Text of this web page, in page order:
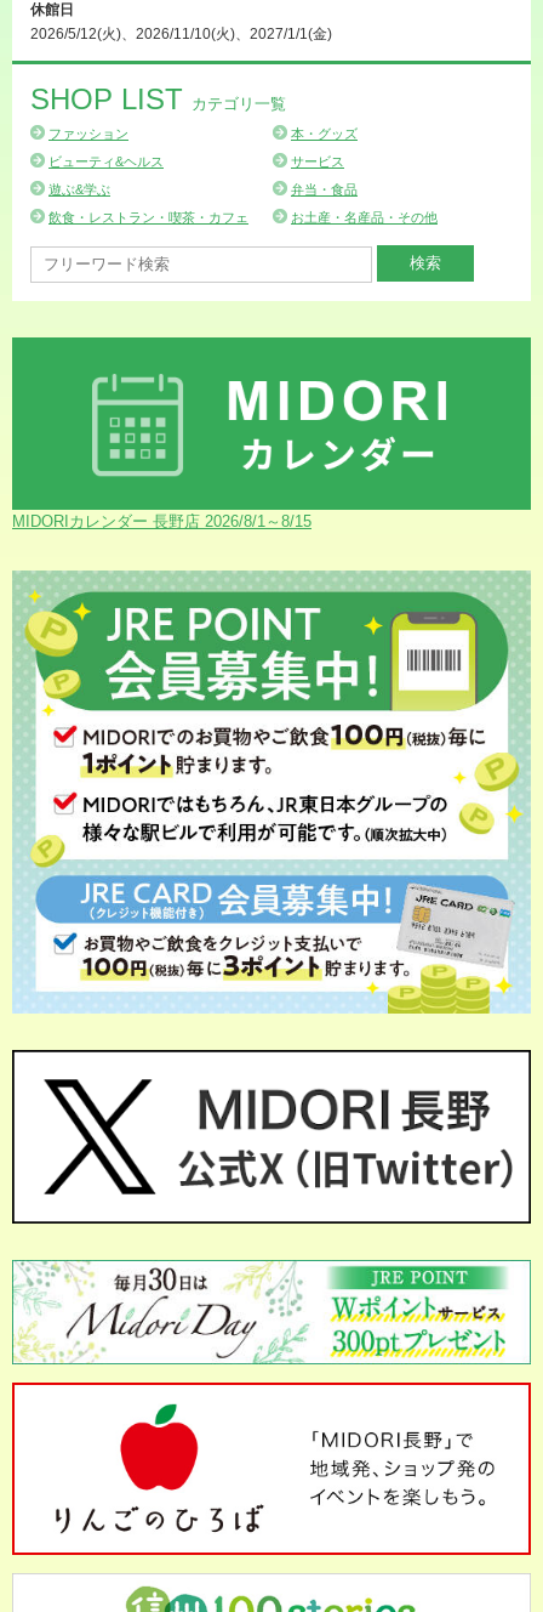
休館日
2026/5/12(火)、2026/11/10(火)、2027/1/1(金)
SHOP LIST カテゴリ一覧
ファッション
本・グッズ
ビューティ&ヘルス
サービス
遊ぶ&学ぶ
弁当・食品
飲食・レストラン・喫茶・カフェ
お土産・名産品・その他
MIDORIカレンダー 長野店 2026/8/1～8/15